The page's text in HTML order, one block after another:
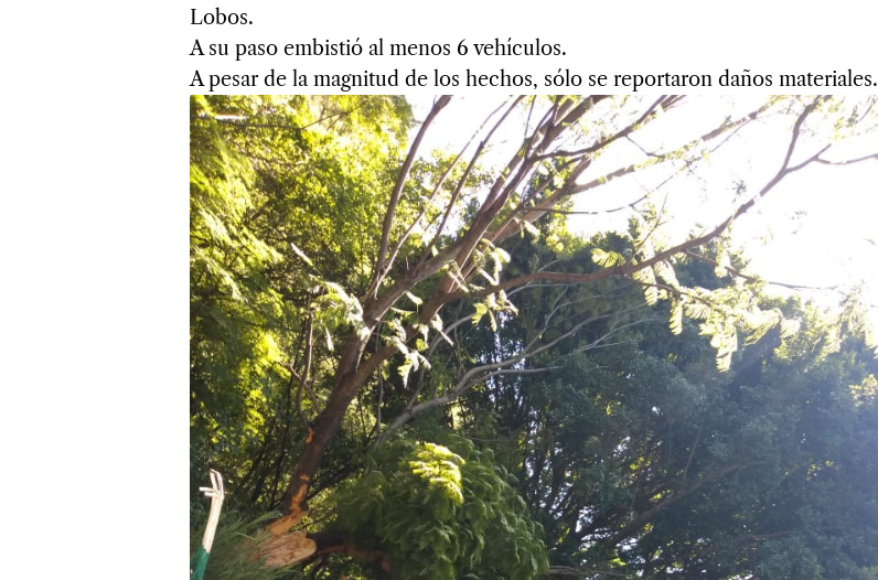
Lobos.
A su paso embistió al menos 6 vehículos.
A pesar de la magnitud de los hechos, sólo se reportaron daños materiales.